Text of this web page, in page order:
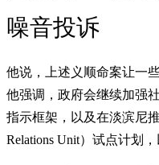
噪音投诉
他说，上述义顺命案让一
他强调，政府会继续加强
指示框架，以及在淡滨尼
Relations Unit）试点计划